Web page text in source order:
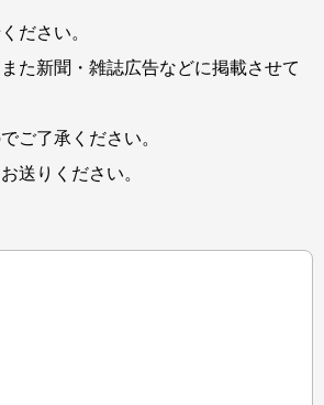
ださい。
た新聞・雑誌広告などに掲載させて
ご了承ください。
送りください。